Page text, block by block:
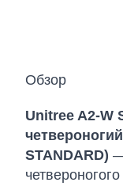
Обзор
Unitree A2-W
STANDARD)